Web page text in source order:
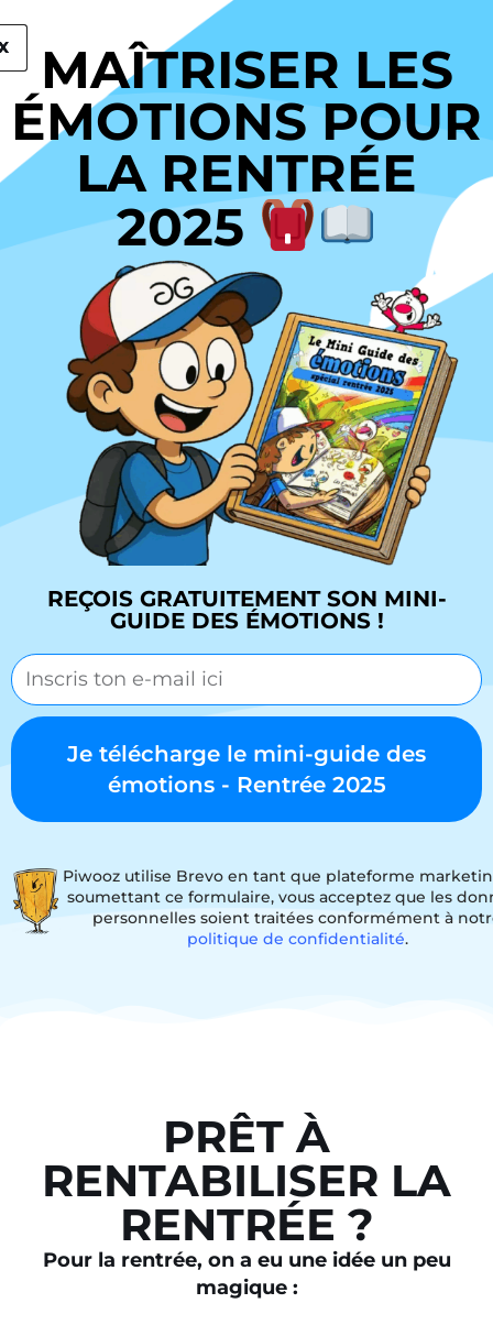
MAÎTRISER LES
ÉMOTIONS POUR
LA RENTRÉE
2025
REÇOIS GRATUITEMENT SON MINI-
GUIDE DES ÉMOTIONS !
Je télécharge le mini-guide des
émotions - Rentrée 2025
Piwooz utilise Brevo en tant que plateforme
soumettant ce formulaire, vous acceptez que les
personnelles soient traitées conformément à
politique de confidentialité.
PRÊT À
RENTABILISER LA
RENTRÉE ?
Pour la rentrée, on a eu une idée un peu
magique :